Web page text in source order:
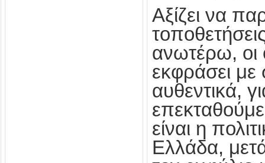
Αξίζει να
ανωτέρω, οι
εκφράσει με
αυθεντικά,
είναι η
Ελλάδα,